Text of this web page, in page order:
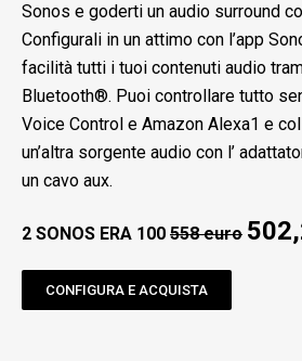
Sonos e goderti un audio surround
Configurali in un attimo con l’app
facilità tutti i tuoi contenuti audio
Bluetooth®. Puoi controllare tutto
Voice Control e Amazon Alexa1 e
un’altra sorgente audio con l’
un cavo aux.
2 SONOS ERA 100 558 euro
CONFIGURA E ACQUISTA